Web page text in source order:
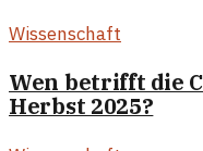
Wissenschaft
Wen betrifft die
Herbst 2025?